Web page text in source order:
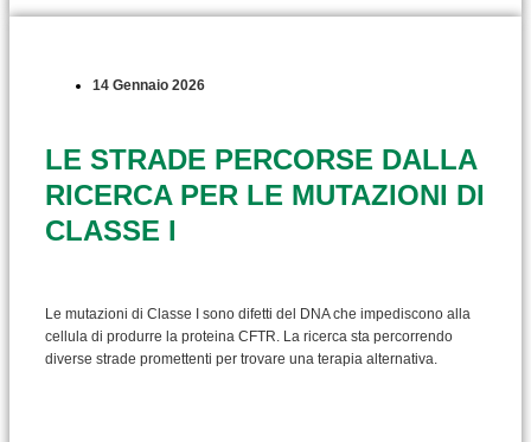
14 Gennaio 2026
LE STRADE PERCORSE DALLA
RICERCA PER LE MUTAZIONI DI
CLASSE I
Le mutazioni di Classe I sono difetti del DNA che impediscono alla
cellula di produrre la proteina CFTR. La ricerca sta percorrendo
diverse strade promettenti per trovare una terapia alternativa.